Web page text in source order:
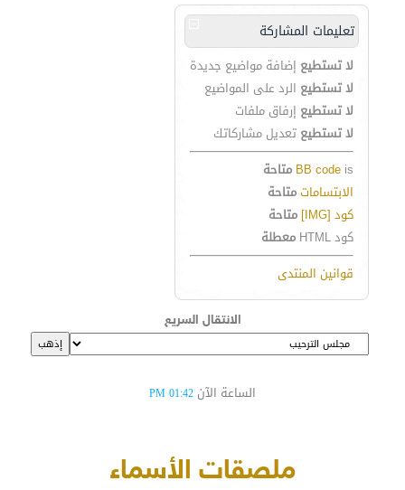
تعليمات المشاركة
لا تستطيع إضافة مواضيع جديدة
لا تستطيع الرد على المواضيع
لا تستطيع إرفاق ملفات
لا تستطيع تعديل مشاركاتك
BB code is
متاحة
الابتساماتمتاحة
كود [IMG]
متاحة
كود HTML
معطلة
قوانين المنتدى
الانتقال السريع
الساعة الآن 01:42 PM
ملصقات الأسماء